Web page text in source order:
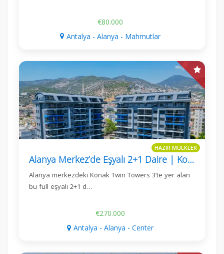
€80.000
Antalya - Alanya - Mahmutlar
HAZIR MÜLKLER
Alanya Merkez’de Eşyalı 2+1 Daire | Konak Twin Towers 3
Alanya merkezdeki Konak Twin Towers 3’te yer alan
bu full eşyalı 2+1 d…
€270.000
Antalya - Alanya - Center